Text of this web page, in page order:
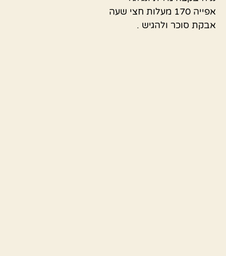
אפייה 170 מעלות חצי שעה
אבקת סוכר ולהגיש .